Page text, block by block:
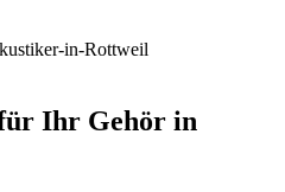
Ihr Gehör in